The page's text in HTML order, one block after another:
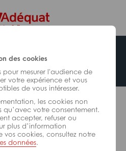
des cookies
pour mesurer l'audience de
votre expérience et vous
de vous intéresser.
les cookies non
qu’avec votre consentement.
accepter, refuser ou
plus d’information
vos cookies, consultez notre
données.
tentez de consulter n’est
missions peuvent vous
toutes nos offres.